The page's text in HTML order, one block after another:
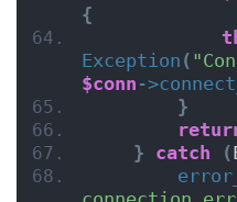
{
Exception (
$conn ->
}
} catch (